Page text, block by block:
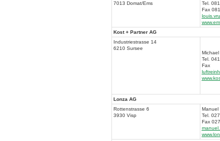
7013 Domat/Ems
Tel.
Fax
Kost + Partner AG
Industriestrasse 14
6210 Sursee
Tel.
Fax
Lonza AG
Rottenstrasse 6
3930 Visp
Manuel
Tel.
Fax